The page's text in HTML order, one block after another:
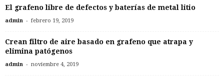
El grafeno libre de defectos y baterías de metal litio
admin - febrero 19, 2019
Crean filtro de aire basado en grafeno que atrapa y
elimina patógenos
admin - noviembre 4, 2019